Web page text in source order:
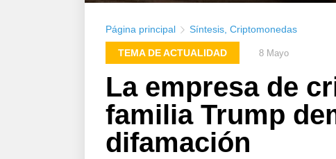
Página principal Síntesis Criptomonedas
TEMA DE ACTUALIDAD 8 Mayo
La empresa de
familia Trump
difamación